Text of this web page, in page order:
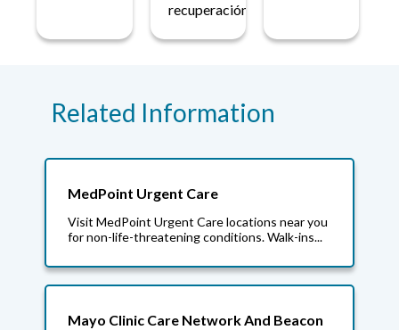
recuperación.
Related Information
MedPoint Urgent Care
Visit MedPoint Urgent Care locations near you
for non-life-threatening conditions. Walk-ins...
Mayo Clinic Care Network And Beacon